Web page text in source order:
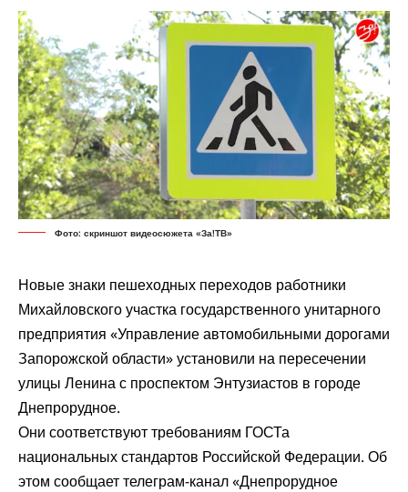
Фото: скриншот видеосюжета «За!ТВ»
Новые знаки пешеходных переходов работники
Михайловского участка государственного унитарного
предприятия «Управление автомобильными дорогами
Запорожской области» установили на пересечении
улицы Ленина с проспектом Энтузиастов в городе
Днепрорудное.
Они соответствуют требованиям ГОСТа
национальных стандартов Российской Федерации. Об
этом сообщаеттелеграм-канал «Днепрорудное